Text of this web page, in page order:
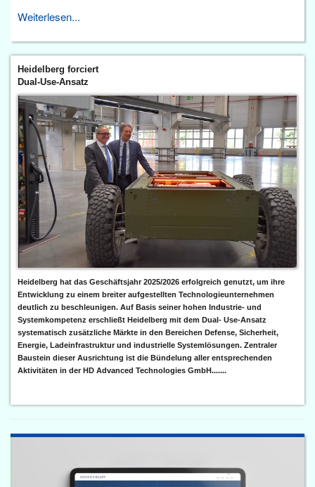
Weiterlesen...
Heidelberg forciert
Dual-Use-Ansatz
Heidelberg hat das Geschäftsjahr 2025/2026 erfolgreich genutzt, um ihre
Entwicklung zu einem breiter aufgestellten Technologieunternehmen
deutlich zu beschleunigen. Auf Basis seiner hohen Industrie- und
Systemkompetenz erschließt Heidelberg mit dem Dual- Use-Ansatz
systematisch zusätzliche Märkte in den Bereichen Defense, Sicherheit,
Energie, Ladeinfrastruktur und industrielle Systemlösungen. Zentraler
Baustein dieser Ausrichtung ist die Bündelung aller entsprechenden
Aktivitäten in der HD Advanced Technologies GmbH.......